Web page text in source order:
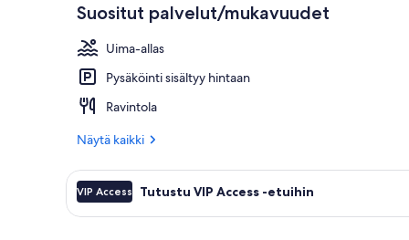
Suositut palvelut/mukavuudet
Uima-allas
Pysäköinti sisältyy hintaan
Ravintola
Näytä kaikki
VIP Access Tutustu VIP Access -etuihin